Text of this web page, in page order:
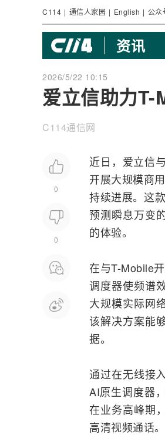
C114 | 通信人家园 | English | 公众
资讯
2026/5/22 10:15
爱立信助力
C114通信网
0
0
近日， 爱立信
开展大规模商
持续进展。这
预测瞬息万变
的体验。
在与T-Mobile
调度器使频谱
大规模实际网
该解决方案能
据。
通过在无线接
AI原生调度器
在业务高峰期
高清视频通话。